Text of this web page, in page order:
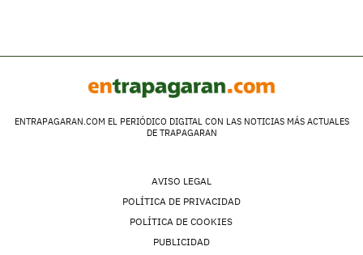
ENTRAPAGARAN.COM EL PERIÓDICO DIGITAL CON LAS NOTICIAS MÁS ACTUALES
DE TRAPAGARAN
AVISO LEGAL
POLÍTICA DE PRIVACIDAD
POLÍTICA DE COOKIES
PUBLICIDAD